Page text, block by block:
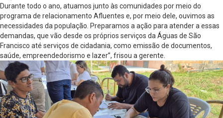
Durante todo o ano, atuamos junto às comunidades por meio do
programa de relacionamento Afluentes e, por meio dele, ouvimos as
necessidades da população. Preparamos a ação para atender a essas
demandas, que vão desde os próprios serviços da Águas de São
Francisco até serviços de cidadania, como emissão de documentos,
saúde, empreendedorismo e lazer”, frisou a gerente.